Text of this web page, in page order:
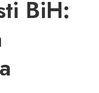
BiH: